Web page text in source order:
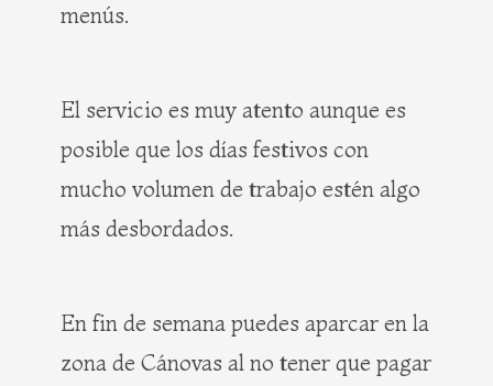
menús.
El servicio es muy atento aunque es
posible que los días festivos con
mucho volumen de trabajo estén algo
más desbordados.
En fin de semana puedes aparcar en la
zona de Cánovas al no tener que pagar